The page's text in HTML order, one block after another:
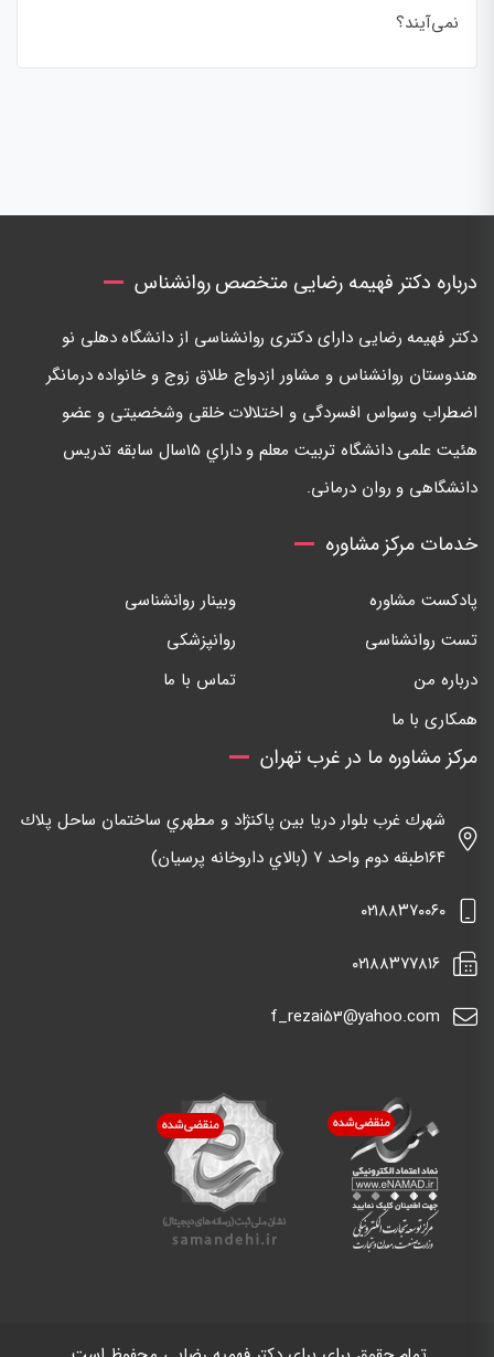
نمی‌آیند؟
درباره دکتر فهیمه رضایی متخصص روانشناس
دكتر فهيمه رضايی دارای دكتری روانشناسی از دانشگاه دهلی نو
هندوستان روانشناس و مشاور ازدواج طلاق زوج و خانواده درمانگر
اضطراب وسواس افسردگی و اختلالات خلقی وشخصيتی و عضو
هئيت علمی دانشگاه تربيت معلم و داراي ١٥سال سابقه تدريس
دانشگاهی و روان درمانی.
خدمات مرکز مشاوره
پادکست مشاوره
وبینار روانشناسی
تست روانشناسی
روانپزشکی
درباره من
تماس با ما
همکاری با ما
مرکز مشاوره ما در غرب تهران
شهرك غرب بلوار دريا بين پاكنژاد و مطهري ساختمان ساحل پلاك
١٦٤طبقه دوم واحد ٧ (بالاي داروخانه پرسيان)
٠٢١٨٨٣٧٠٠٦٠
٠٢١٨٨٣٧٧٨١٦
f_rezai53@yahoo.com